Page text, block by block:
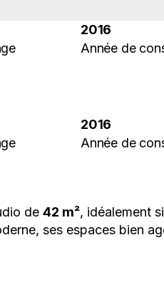
2016
Année de
2016
Année de
de 42 m², idéalement
ses espaces bien